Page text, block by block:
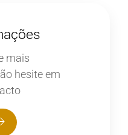
mais
hesite em